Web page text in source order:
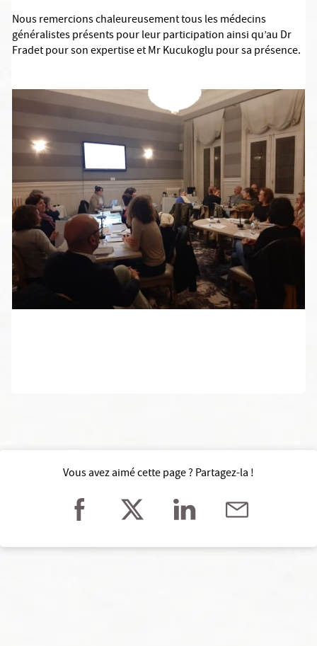
Nous remercions chaleureusement tous les médecins
généralistes présents pour leur participation ainsi qu’au Dr
Fradet pour son expertise et Mr Kucukoglu pour sa présence.
Vous avez aimé cette page ? Partagez-la !